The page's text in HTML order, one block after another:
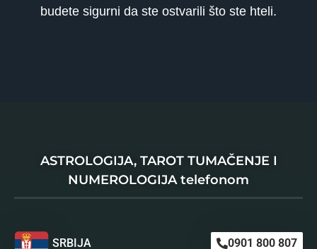
budete sigurni da ste ostvarili što ste hteli.
ASTROLOGIJA, TAROT TUMAČENJE I
NUMEROLOGIJA telefonom
SRBIJA 0901 800 807